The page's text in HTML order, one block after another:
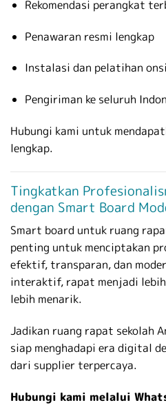
Rekomendasi perangkat
Penawaran resmi lengkap
Instalasi dan pelatihan
Pengiriman ke seluruh
Hubungi kami untuk
lengkap.
Tingkatkan
dengan Smart Board
Smart board untuk ruang
penting untuk menciptakan
efektif, transparan, dan
interaktif, rapat menjadi
lebih menarik.
Jadikan ruang rapat sekolah
siap menghadapi era digital
dari supplier terpercaya.
Hubungi kami melalui